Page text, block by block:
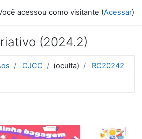
acessou como visitante (Acessar)
(2024.2)
CJCC (oculta)
RC20242